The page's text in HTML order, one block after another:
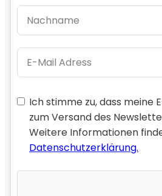
Ich stimme zu, dass meine
zum Versand des
Weitere Informationen
Datenschutzerklärung.